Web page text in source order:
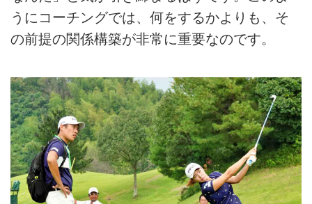
うにコーチングでは、何をするかよりも、そ
の前提の関係構築が非常に重要なのです。